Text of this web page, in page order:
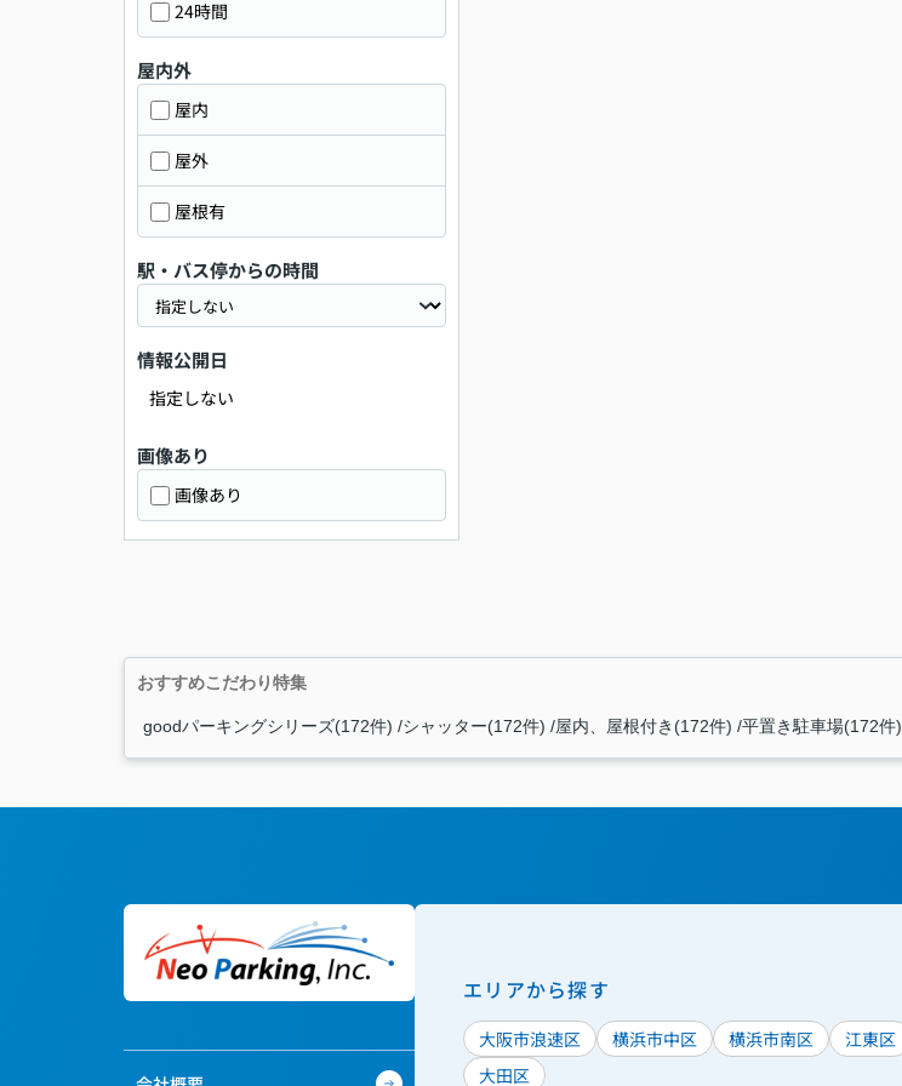
24時間
屋内外
屋内
屋外
屋根有
駅・バス停からの時間
情報公開日
指定しない
画像あり
画像あり
おすすめこだわり特集
goodパーキングシリーズ(172件) シャッター(172件) 屋内、屋根付き(172件) 平置き駐車場(172件)
エリアから探す
大阪市浪速区 横浜市中区 横浜市南区 江東区
大田区